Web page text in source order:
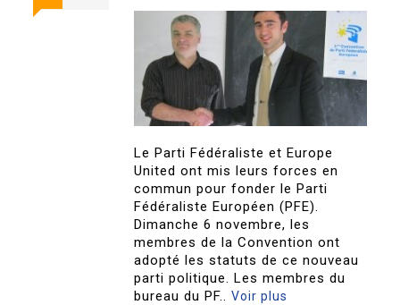
Le Parti Fédéraliste et Europe
United ont mis leurs forces en
commun pour fonder le Parti
Fédéraliste Européen (PFE).
Dimanche 6 novembre, les
membres de la Convention ont
adopté les statuts de ce nouveau
parti politique. Les membres du
bureau du PF..Voir plus